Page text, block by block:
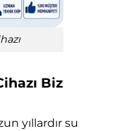
Biz
yıllardır su